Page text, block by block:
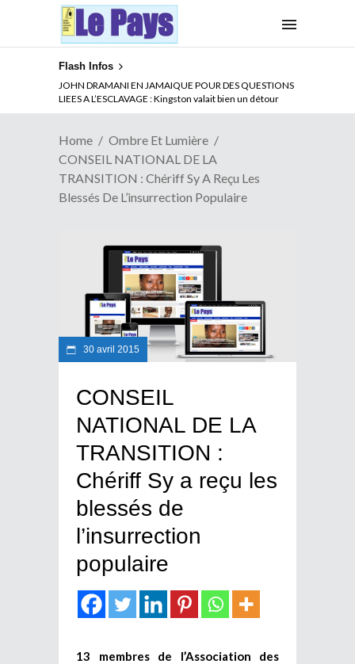
Flash Infos
JOHN DRAMANI EN JAMAIQUE POUR DES QUESTIONS
LIEES A L’ESCLAVAGE : Kingston valait bien un détour
ABSENCE PROLONGEE DE PAUL BIYA DU CAMEROUN :
Qui pilote le Cameroun ?
Home
Ombre Et Lumière
CONSEIL NATIONAL DE LA
TRANSITION : Chériff Sy A Reçu Les
Blessés De L’insurrection Populaire
30 avril 2015
CONSEIL
NATIONAL DE LA
TRANSITION :
Chériff Sy a reçu les
blessés de
l’insurrection
populaire
13 membres de l’Association des